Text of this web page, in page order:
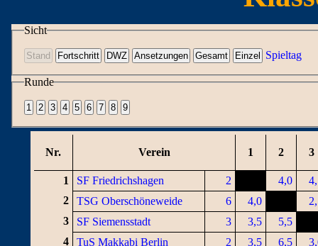
Sicht
Spieltag
Runde
Nr. Verein 1 2 3
1 SF Friedrichshagen 2 4,0
2
TSG Oberschöneweide 6 4,0
3
SF Siemensstadt 3 3,5
5,5
4
TuS Makkabi Berlin 2 3,5 6,5